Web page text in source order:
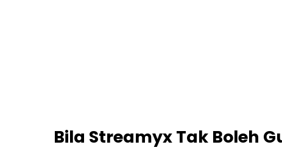
Bila Streamyx Tak Boleh